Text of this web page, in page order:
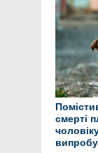
смерті